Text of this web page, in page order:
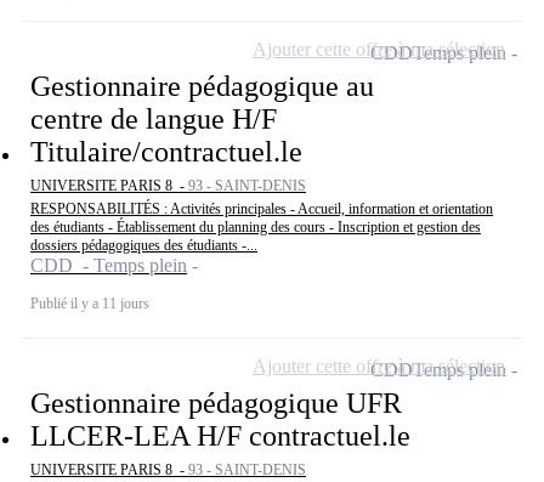
Gestionnaire pédagogique au
centre de langue H/F
Titulaire/contractuel.le
UNIVERSITE PARIS 8 - 93 - SAINT-DENIS
RESPONSABILITÉS : Activités principales - Accueil, information et orientation
des étudiants - Établissement du planning des cours - Inscription et gestion des
dossiers pédagogiques des étudiants -...
CDD - Temps plein
Publié il y a 11 jours
CDDTemps plein
Ajouter cette offre à ma sélection
Gestionnaire pédagogique UFR
LLCER-LEA H/F contractuel.le
UNIVERSITE PARIS 8 - 93 - SAINT-DENIS
CDDTemps plein
Ajouter cette offre à ma sélection